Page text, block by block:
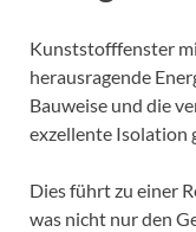
Kunststofffenster
herausragende
Bauweise und die
exzellente Isolation
Dies führt zu einer
was nicht nur den